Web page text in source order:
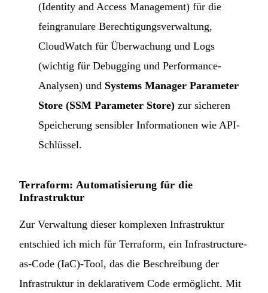
(Identity and Access Management) für die
feingranulare Berechtigungsverwaltung,
CloudWatch für Überwachung und Logs
(wichtig für Debugging und Performance-
Analysen) und Systems Manager Parameter
Store (SSM Parameter Store) zur sicheren
Speicherung sensibler Informationen wie API-
Schlüssel.
Terraform: Automatisierung für die
Infrastruktur
Zur Verwaltung dieser komplexen Infrastruktur
entschied ich mich für Terraform, ein Infrastructure-
as-Code (IaC)-Tool, das die Beschreibung der
Infrastruktur in deklarativem Code ermöglicht. Mit